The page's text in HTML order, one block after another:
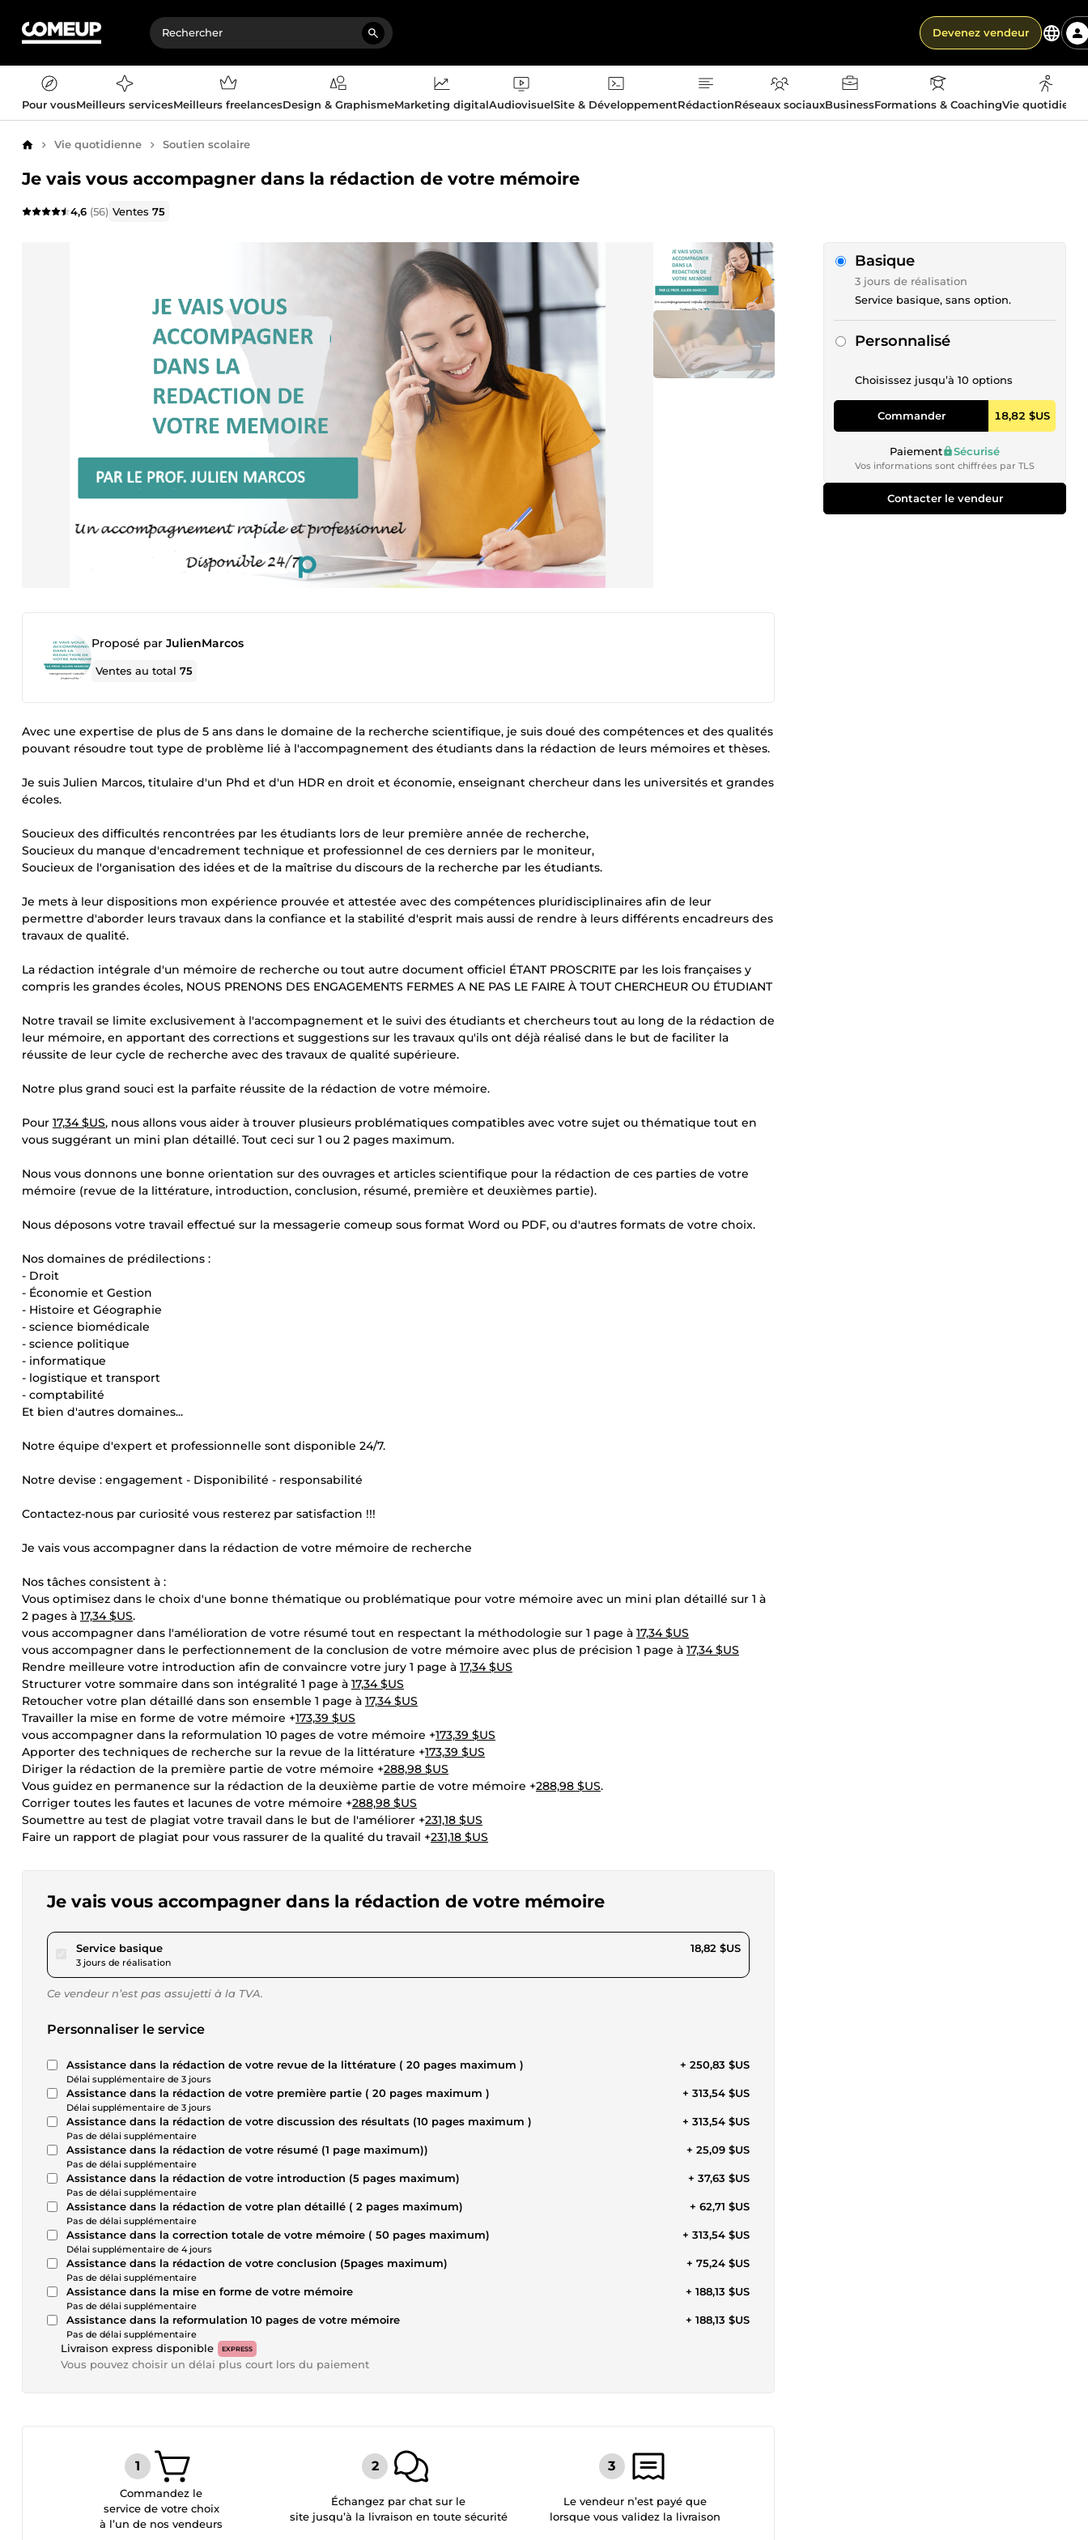
Devenez vendeur
Pour vousMeilleurs servicesMeilleurs freelancesDesign & GraphismeMarketing digitalAudiovisuelSite & DéveloppementRédactionRéseaux sociauxBusinessFormations & CoachingVie
AccueilVie quotidienne Soutien scolaire
Je vais vous accompagner dans la rédaction de votre mémoire
4,6 (56) Ventes75
Proposé par JulienMarcos
Ventes au total75
Avec une expertise de plus de 5 ans dans le domaine de la recherche scientifique, je suis doué des compétences et des qualités
pouvant résoudre tout type de problème lié à l'accompagnement des étudiants dans la rédaction de leurs mémoires et thèses.
Je suis Julien Marcos, titulaire d'un Phd et d'un HDR en droit et économie, enseignant chercheur dans les universités et grandes
écoles.
Soucieux des difficultés rencontrées par les étudiants lors de leur première année de recherche,
Soucieux du manque d'encadrement technique et professionnel de ces derniers par le moniteur,
Soucieux de l'organisation des idées et de la maîtrise du discours de la recherche par les étudiants.
Je mets à leur dispositions mon expérience prouvée et attestée avec des compétences pluridisciplinaires afin de leur
permettre d'aborder leurs travaux dans la confiance et la stabilité d'esprit mais aussi de rendre à leurs différents encadreurs des
travaux de qualité.
La rédaction intégrale d'un mémoire de recherche ou tout autre document officiel ÉTANT PROSCRITE par les lois françaises y
compris les grandes écoles, NOUS PRENONS DES ENGAGEMENTS FERMES A NE PAS LE FAIRE À TOUT CHERCHEUR OU ÉTUDIANT
Notre travail se limite exclusivement à l'accompagnement et le suivi des étudiants et chercheurs tout au long de la rédaction de
leur mémoire, en apportant des corrections et suggestions sur les travaux qu'ils ont déjà réalisé dans le but de faciliter la
réussite de leur cycle de recherche avec des travaux de qualité supérieure.
Notre plus grand souci est la parfaite réussite de la rédaction de votre mémoire.
Pour 17,34 $US, nous allons vous aider à trouver plusieurs problématiques compatibles avec votre sujet ou thématique tout en
vous suggérant un mini plan détaillé. Tout ceci sur 1 ou 2 pages maximum.
Nous vous donnons une bonne orientation sur des ouvrages et articles scientifique pour la rédaction de ces parties de votre
mémoire (revue de la littérature, introduction, conclusion, résumé, première et deuxièmes partie).
Nous déposons votre travail effectué sur la messagerie comeup sous format Word ou PDF, ou d'autres formats de votre choix.
Nos domaines de prédilections :
- Droit
- Économie et Gestion
- Histoire et Géographie
- science biomédicale
- science politique
- informatique
- logistique et transport
- comptabilité
Et bien d'autres domaines...
Notre équipe d'expert et professionnelle sont disponible 24/7.
Notre devise : engagement - Disponibilité - responsabilité
Contactez-nous par curiosité vous resterez par satisfaction !!!
Je vais vous accompagner dans la rédaction de votre mémoire de recherche
Nos tâches consistent à :
Vous optimisez dans le choix d'une bonne thématique ou problématique pour votre mémoire avec un mini plan détaillé sur 1 à
2 pages à 17,34 $US.
vous accompagner dans l'amélioration de votre résumé tout en respectant la méthodologie sur 1 page à 17,34 $US
vous accompagner dans le perfectionnement de la conclusion de votre mémoire avec plus de précision 1 page à 17,34 $US
Rendre meilleure votre introduction afin de convaincre votre jury 1 page à 17,34 $US
Structurer votre sommaire dans son intégralité 1 page à 17,34 $US
Retoucher votre plan détaillé dans son ensemble 1 page à 17,34 $US
Travailler la mise en forme de votre mémoire +173,39 $US
vous accompagner dans la reformulation 10 pages de votre mémoire +173,39 $US
Apporter des techniques de recherche sur la revue de la littérature +173,39 $US
Diriger la rédaction de la première partie de votre mémoire +288,98 $US
Vous guidez en permanence sur la rédaction de la deuxième partie de votre mémoire +288,98 $US.
Corriger toutes les fautes et lacunes de votre mémoire +288,98 $US
Soumettre au test de plagiat votre travail dans le but de l'améliorer +231,18 $US
Faire un rapport de plagiat pour vous rassurer de la qualité du travail +231,18 $US
Je vais vous accompagner dans la rédaction de votre mémoire
Service basiquepour 17,34 $US
3 jours de réalisation
18,82 $US
Ce vendeur n’est pas assujetti à la TVA.
Personnaliser le service
Assistance dans la rédaction de votre revue de la littérature ( 20 pages maximum )
Délai supplémentaire de 3 jours
+ 250,83 $US
Assistance dans la rédaction de votre première partie ( 20 pages maximum )
Délai supplémentaire de 3 jours
+ 313,54 $US
Assistance dans la rédaction de votre discussion des résultats (10 pages maximum )
Pas de délai supplémentaire
+ 313,54 $US
Assistance dans la rédaction de votre résumé (1 page maximum))
Pas de délai supplémentaire
+ 25,09 $US
Assistance dans la rédaction de votre introduction (5 pages maximum)
Pas de délai supplémentaire
+ 37,63 $US
Assistance dans la rédaction de votre plan détaillé ( 2 pages maximum)
Pas de délai supplémentaire
+ 62,71 $US
Assistance dans la correction totale de votre mémoire ( 50 pages maximum)
Délai supplémentaire de 4 jours
+ 313,54 $US
Assistance dans la rédaction de votre conclusion (5pages maximum)
Pas de délai supplémentaire
+ 75,24 $US
Assistance dans la mise en forme de votre mémoire
Pas de délai supplémentaire
+ 188,13 $US
Assistance dans la reformulation 10 pages de votre mémoire
Pas de délai supplémentaire
+ 188,13 $US
Livraison express disponible EXPRESS
Vous pouvez choisir un délai plus court lors du paiement
Basique
3 jours de réalisation
Service basique, sans option.
Personnalisé
Choisissez jusqu’à 10 options
Commander 18,82 $US
Paiement Sécurisé
Vos informations sont chiffrées par TLS
Contacter le vendeur
Commandez le
service de votre choix
à l’un de nos vendeurs
Échangez par chat sur le
site jusqu’à la livraison en toute sécurité
Le vendeur n’est payé que
lorsque vous validez la livraison